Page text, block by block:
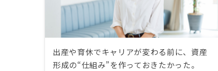
出産や育休でキャリアが変わる前に、資産
形成の“仕組み”を作っておきたかった。